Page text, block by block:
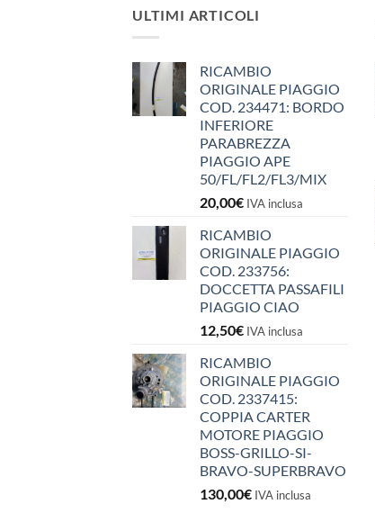
ULTIMI ARTICOLI
RICAMBIO
ORIGINALE PIAGGIO
COD. 234471: BORDO
INFERIORE
PARABREZZA
PIAGGIO APE
50/FL/FL2/FL3/MIX
20,00€ IVA inclusa
RICAMBIO
ORIGINALE PIAGGIO
COD. 233756:
DOCCETTA PASSAFILI
PIAGGIO CIAO
12,50€ IVA inclusa
RICAMBIO
ORIGINALE PIAGGIO
COD. 2337415:
COPPIA CARTER
MOTORE PIAGGIO
BOSS-GRILLO-SI-
BRAVO-SUPERBRAVO
130,00€ IVA inclusa